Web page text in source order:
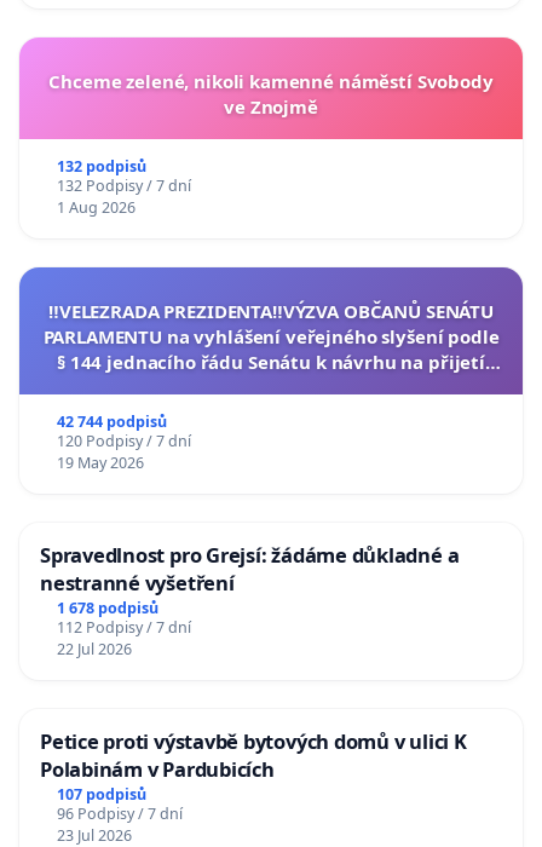
Chceme zelené, nikoli kamenné náměstí Svobody
ve Znojmě
132 podpisů
132 Podpisy / 7 dní
1 Aug 2026
‼️VELEZRADA PREZIDENTA‼️VÝZVA OBČANŮ SENÁTU
PARLAMENTU na vyhlášení veřejného slyšení podle
§ 144 jednacího řádu Senátu k návrhu na přijetí
42 744 podpisů
120 Podpisy / 7 dní
19 May 2026
Spravedlnost pro Grejsí: žádáme důkladné a
nestranné vyšetření
1 678 podpisů
112 Podpisy / 7 dní
22 Jul 2026
Petice proti výstavbě bytových domů v ulici K
Polabinám v Pardubicích
107 podpisů
96 Podpisy / 7 dní
23 Jul 2026